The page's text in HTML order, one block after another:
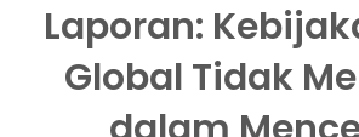
Laporan:
Global Tidak